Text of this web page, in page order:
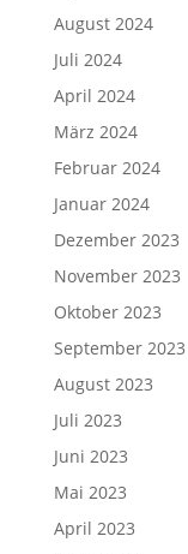
August 2024
Juli 2024
April 2024
März 2024
Februar 2024
Januar 2024
Dezember 2023
November 2023
Oktober 2023
September 2023
August 2023
Juli 2023
Juni 2023
Mai 2023
April 2023